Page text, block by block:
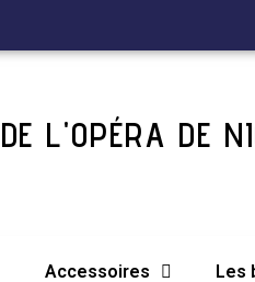
L'OPÉRA DE
Accessoires Les